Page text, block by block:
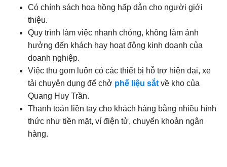
Có chính sách hoa hồng hấp dẫn cho người giới
thiệu.
Quy trình làm việc nhanh chóng, không làm ảnh
hưởng đến khách hay hoạt động kinh doanh của
doanh nghiệp.
Việc thu gom luôn có các thiết bị hỗ trợ hiện đại, xe
tải chuyên dụng để chở phế liệu sắtvề kho của
Quang Huy Trần.
Thanh toán liền tay cho khách hàng bằng nhiều hình
thức như tiền mặt, ví điện tử, chuyển khoản ngân
hàng.